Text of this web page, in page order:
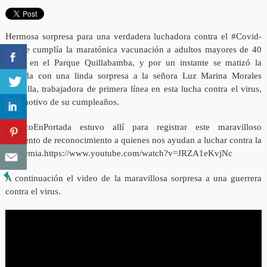
Hermosa sorpresa para una verdadera luchadora contra el #Covid-
19. Se cumplía la maratónica vacunación a adultos mayores de 40
años, en el Parque Quillabamba, y por un instante se matizó la
jornada con una linda sorpresa a la señora Luz Marina Morales
Charalla, trabajadora de primera línea en esta lucha contra el virus,
con motivo de su cumpleaños.
#CuscoEnPortada estuvo allí para registrar este maravilloso
momento de reconocimiento a quienes nos ayudan a luchar contra la
pandemia.https://www.youtube.com/watch?v=JRZA1eKvjNc
A continuación el video de la maravillosa sorpresa a una guerrera
contra el virus.